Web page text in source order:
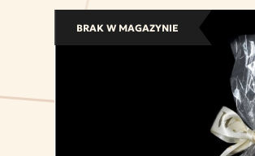
BRAK W MAGAZYNIE